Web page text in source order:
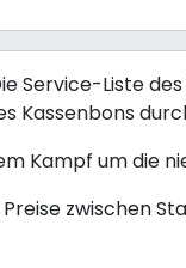
Service-Liste
Kassenbons
Kampf um die
zwischen